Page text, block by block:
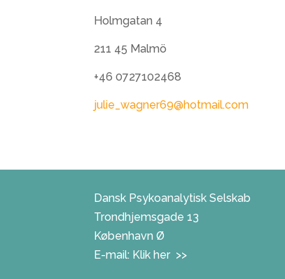
Holmgatan 4
211 45 Malmö
+46 0727102468
julie_wagner69@hotmail.com
Dansk Psykoanalytisk Selskab
Trondhjemsgade 13
København Ø
E-mail: Klik her >>